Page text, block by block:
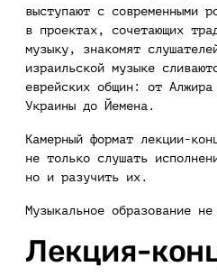
выступают с современными
в проектах, сочетающих
музыку, знакомят
израильской музыке
еврейских общин: от
Украины до Йемена.
Камерный формат лекции-
не только слушать
но и разучить их.
Музыкальное образование
Лекция-